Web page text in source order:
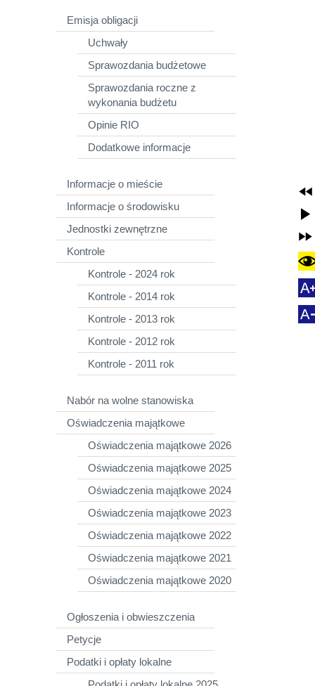
Emisja obligacji
Uchwały
Sprawozdania budżetowe
Sprawozdania roczne z
wykonania budżetu
Opinie RIO
Dodatkowe informacje
Informacje o mieście
Informacje o środowisku
Jednostki zewnętrzne
Kontrole
Kontrole - 2024 rok
Kontrole - 2014 rok
Kontrole - 2013 rok
Kontrole - 2012 rok
Kontrole - 2011 rok
Nabór na wolne stanowiska
Oświadczenia majątkowe
Oświadczenia majątkowe 2026
Oświadczenia majątkowe 2025
Oświadczenia majątkowe 2024
Oświadczenia majątkowe 2023
Oświadczenia majątkowe 2022
Oświadczenia majątkowe 2021
Oświadczenia majątkowe 2020
Ogłoszenia i obwieszczenia
Petycje
Podatki i opłaty lokalne